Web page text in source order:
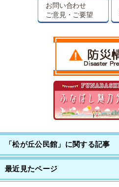
お問い合わせ
ご意見・ご要望
「松が丘公民館」に関する記事
最近見たページ